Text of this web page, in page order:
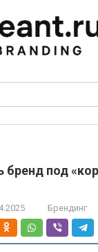
бренд под
Брендинг